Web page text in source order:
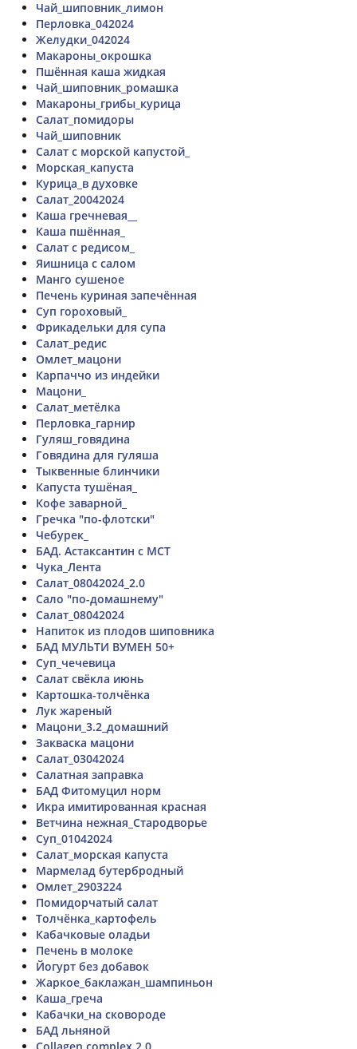
Чай_шиповник_лимон
Перловка_042024
Желудки_042024
Макароны_окрошка
Пшённая каша жидкая
Чай_шиповник_ромашка
Макароны_грибы_курица
Салат_помидоры
Чай_шиповник
Салат с морской капустой_
Морская_капуста
Курица_в духовке
Салат_20042024
Каша гречневая__
Каша пшённая_
Салат с редисом_
Яишница с салом
Манго сушеное
Печень куриная запечённая
Суп гороховый_
Фрикадельки для супа
Салат_редис
Омлет_мацони
Карпаччо из индейки
Мацони_
Салат_метёлка
Перловка_гарнир
Гуляш_говядина
Говядина для гуляша
Тыквенные блинчики
Капуста тушёная_
Кофе заварной_
Гречка "по-флотски"
Чебурек_
БАД. Астаксантин с МСТ
Чука_Лента
Салат_08042024_2.0
Сало "по-домашнему"
Салат_08042024
Напиток из плодов шиповника
БАД МУЛЬТИ ВУМЕН 50+
Суп_чечевица
Салат свёкла июнь
Картошка-толчёнка
Лук жареный
Мацони_3.2_домашний
Закваска мацони
Салат_03042024
Салатная заправка
БАД Фитомуцил норм
Икра имитированная красная
Ветчина нежная_Стародворье
Суп_01042024
Салат_морская капуста
Мармелад бутербродный
Омлет_2903224
Помидорчатый салат
Толчёнка_картофель
Кабачковые оладьи
Печень в молоке
Йогурт без добавок
Жаркое_баклажан_шампиньон
Каша_греча
Кабачки_на сковороде
БАД льняной